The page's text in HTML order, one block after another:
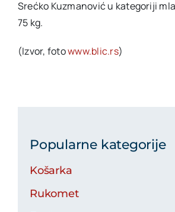
Srećko Kuzmanović u kategoriji
75 kg.
(Izvor, fotowww.blic.rs)
Popularne kategorije
Košarka
Rukomet